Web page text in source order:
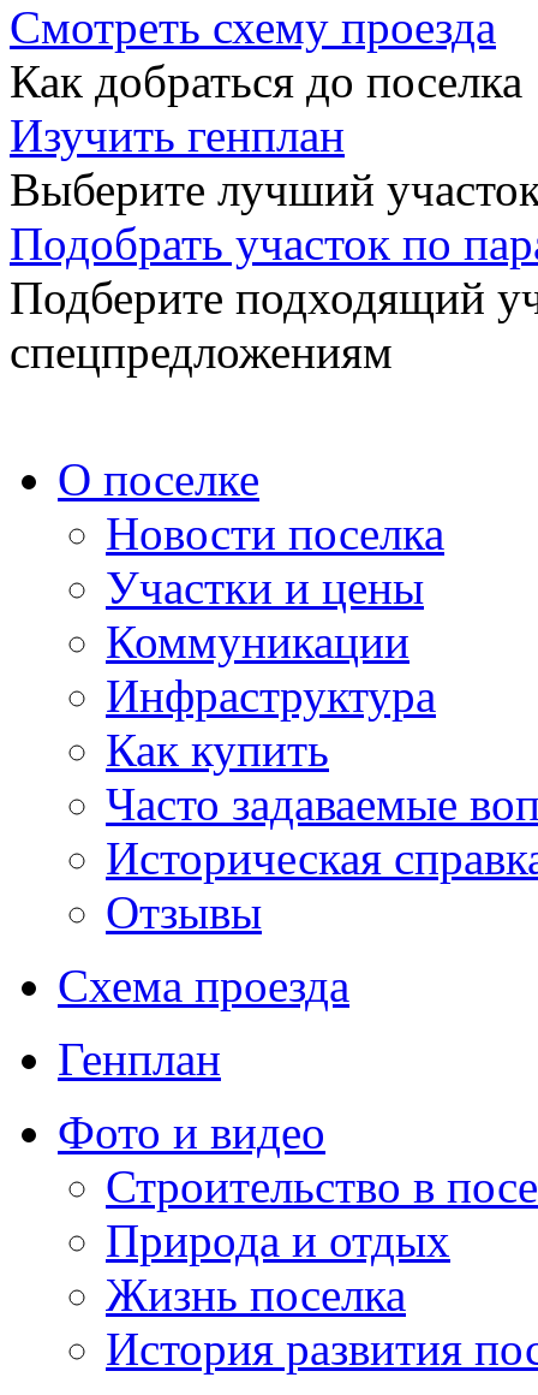
Смотреть схему проезда
Как добраться до поселка
Изучить генплан
Выберите лучший
Подобрать участок по
Подберите подходящий
спецпредложениям
О поселке
Новости поселка
Участки и цены
Коммуникации
Инфраструктура
Как купить
Часто задаваемые
Историческая
Отзывы
Схема проезда
Генплан
Фото и видео
Строительство в
Природа и отдых
Жизнь поселка
История развития